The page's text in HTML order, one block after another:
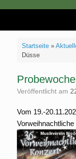
Startseite»
Düsse
Veröffentlicht am
Vom 19.-
Vorweihnachtliche